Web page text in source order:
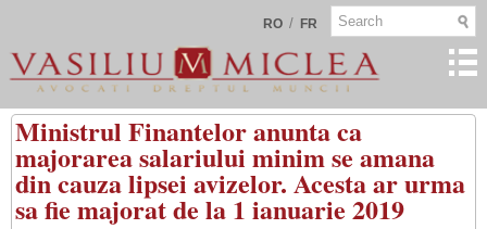
RO / FR
Ministrul Finantelor anunta ca
majorarea salariului minim se amana
din cauza lipsei avizelor. Acesta ar urma
sa fie majorat de la 1 ianuarie 2019